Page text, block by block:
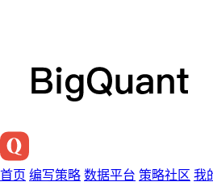
首页 编写策略 数据平台 策略社区 我